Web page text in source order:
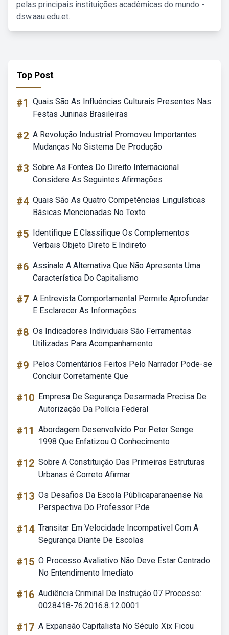
pelas principais instituições acadêmicas do mundo -
dsw.aau.edu.et.
Top Post
#1 Quais São As Influências Culturais Presentes Nas
Festas Juninas Brasileiras
#2 A Revolução Industrial Promoveu Importantes
Mudanças No Sistema De Produção
#3 Sobre As Fontes Do Direito Internacional
Considere As Seguintes Afirmações
#4 Quais São As Quatro Competências Linguísticas
Básicas Mencionadas No Texto
#5 Identifique E Classifique Os Complementos
Verbais Objeto Direto E Indireto
#6 Assinale A Alternativa Que Não Apresenta Uma
Característica Do Capitalismo
#7 A Entrevista Comportamental Permite Aprofundar
E Esclarecer As Informações
#8 Os Indicadores Individuais São Ferramentas
Utilizadas Para Acompanhamento
#9 Pelos Comentários Feitos Pelo Narrador Pode-se
Concluir Corretamente Que
#10 Empresa De Segurança Desarmada Precisa De
Autorização Da Polícia Federal
#11 Abordagem Desenvolvido Por Peter Senge
1998 Que Enfatizou O Conhecimento
#12 Sobre A Constituição Das Primeiras Estruturas
Urbanas é Correto Afirmar
#13 Os Desafios Da Escola Públicaparanaense Na
Perspectiva Do Professor Pde
#14 Transitar Em Velocidade Incompativel Com A
Segurança Diante De Escolas
#15 O Processo Avaliativo Não Deve Estar Centrado
No Entendimento Imediato
#16 Audiência Criminal De Instrução 07 Processo:
0028418-76.2016.8.12.0001
#17 A Expansão Capitalista No Século Xix Ficou